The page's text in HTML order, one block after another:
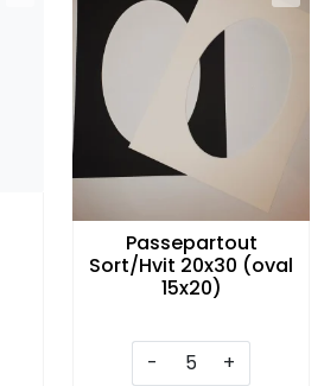
Passepartout
Sort/Hvit 20x30 (oval
15x20)
- +